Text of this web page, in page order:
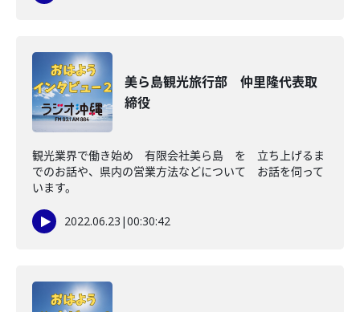
美ら島観光旅行部 仲里隆代表取
締役
観光業界で働き始め 有限会社美ら島 を 立ち上げるま
でのお話や、県内の営業方法などについて お話を伺って
います。
2022.06.23 |00:30:42